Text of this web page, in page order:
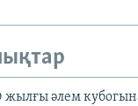
жылғы әлем